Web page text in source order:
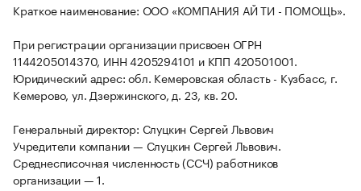
Краткое наименование: ООО «КОМПАНИЯ АЙ ТИ - ПОМОЩЬ».
При регистрации организации присвоен ОГРН
1144205014370, ИНН 4205294101 и КПП 420501001.
Юридический адрес: обл. Кемеровская область - Кузбасс, г.
Кемерово, ул. Дзержинского, д. 23, кв. 20.
Генеральный директор: Слуцкин Сергей Львович
Учредители компании — Слуцкин Сергей Львович.
Среднесписочная численность (ССЧ) работников
организации — 1.